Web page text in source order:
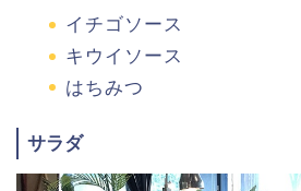
イチゴソース
キウイソース
はちみつ
サラダ